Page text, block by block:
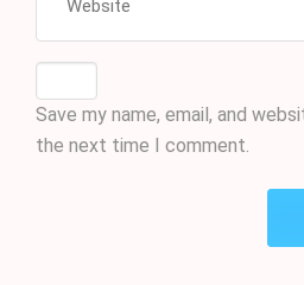
Save my name, email, and
the next time I comment.